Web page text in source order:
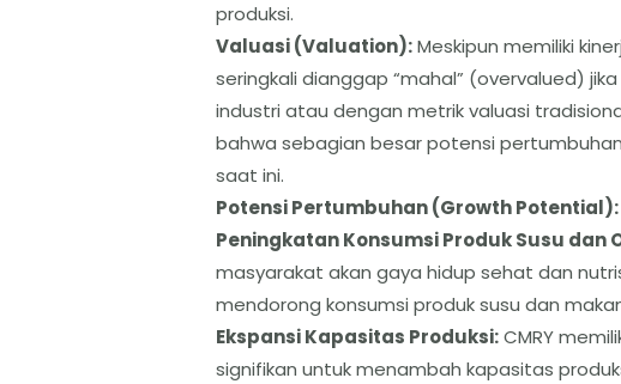
produksi.
​Valuasi (Valuation):Meskipun memiliki
seringkali dianggap “mahal” (overvalued)
industri atau dengan metrik valuasi
bahwa sebagian besar potensi
saat ini.
​Potensi Pertumbuhan (Growth Potential):
Peningkatan Konsumsi Produk Susu dan
masyarakat akan gaya hidup sehat dan
mendorong konsumsi produk susu dan
​Ekspansi Kapasitas Produksi:CMRY
signifikan untuk menambah kapasitas